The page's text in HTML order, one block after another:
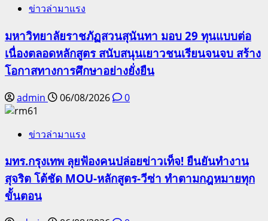
ข่าวล่ามาแรง
มหาวิทยาลัยราชภัฏสวนสุนันทา มอบ 29 ทุนแบบต่อ
เนื่องตลอดหลักสูตร สนับสนุนเยาวชนเรียนจนจบ สร้าง
โอกาสทางการศึกษาอย่างยั่งยืน
admin 06/08/2026 0
ข่าวล่ามาแรง
มทร.กรุงเทพ ลุยฟ้องคนปล่อยข่าวเท็จ! ยืนยันทำงาน
สุจริต โต้ชัด MOU-หลักสูตร-วีซ่า ทำตามกฎหมายทุก
ขั้นตอน